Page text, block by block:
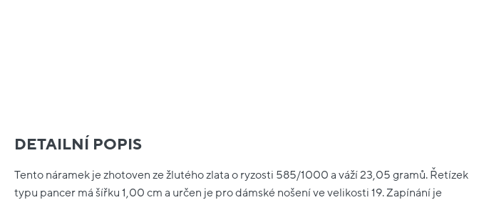
DETAILNÍ POPIS
Tento náramek je zhotoven ze žlutého zlata o ryzosti 585/1000 a váží 23,05 gramů. Řetízek
typu pancer má šířku 1,00 cm a určen je pro dámské nošení ve velikosti 19. Zapínání je